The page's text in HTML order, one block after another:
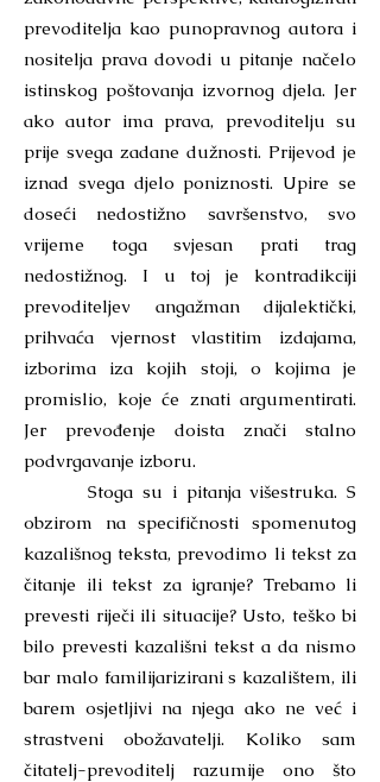
prevoditelja kao punopravnog autora i
nositelja prava dovodi u pitanje načelo
istinskog poštovanja izvornog djela. Jer
ako autor ima prava, prevoditelju su
prije svega zadane dužnosti. Prijevod je
iznad svega djelo poniznosti. Upire se
doseći nedostižno savršenstvo, svo
vrijeme toga svjesan prati trag
nedostižnog. I u toj je kontradikciji
prevoditeljev angažman dijalektički,
prihvaća vjernost vlastitim izdajama,
izborima iza kojih stoji, o kojima je
promislio, koje će znati argumentirati.
Jer prevođenje doista znači stalno
podvrgavanje izboru.
Stoga su i pitanja višestruka. S
obzirom na specifičnosti spomenutog
kazališnog teksta, prevodimo li tekst za
čitanje ili tekst za igranje? Trebamo li
prevesti riječi ili situacije? Usto, teško bi
bilo prevesti kazališni tekst a da nismo
bar malo familijarizirani s kazalištem, ili
barem osjetljivi na njega ako ne već i
strastveni obožavatelji. Koliko sam
čitatelj-prevoditelj razumije ono što